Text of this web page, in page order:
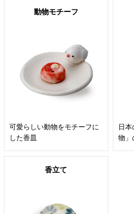
動物モチーフ
可愛らしい動物をモチーフに
した香皿
日
物」
香立て